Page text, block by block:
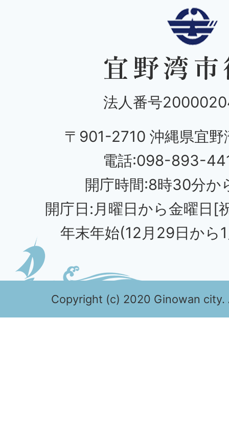
法人番号
〒901-2710 沖縄県宜野
電話:098-893-
開庁時間:8時30分か
開庁日:月曜日から金曜日[
年末年始(12月29日から
Copyright (c) 2020 Ginowan city.